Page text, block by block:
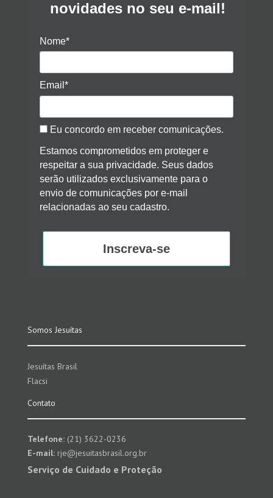
novidades no seu e-mail!
Nome*
Email*
Eu concordo em receber comunicações.
Estamos comprometidos em proteger e
respeitar a sua privacidade. Seus dados
serão utilizados exclusivamente para o
envio de comunicações por e-mail
relacionadas ao seu cadastro.
Inscreva-se
Somos Jesuítas
Jesuítas Brasil
Flacsi
Contato
Telefone:(21) 3622-0236
E-mail:rje@jesuitasbrasil.org.br
Serviço de Cuidado e Proteção